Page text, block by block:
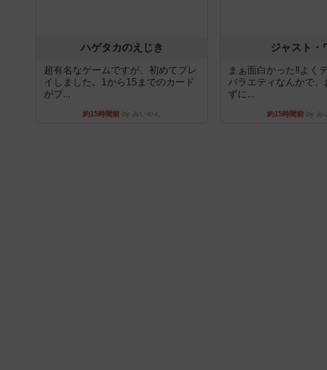
ハゲタカのえじき
超有名なゲームですが、初めてプレ
イしました。1から15までのカード
がプ...
約15時間前 by みいやん
ジャスト・
まぁ面白かった‼️よく
バラエティなんかで、
ずに...
約15時間前 by み